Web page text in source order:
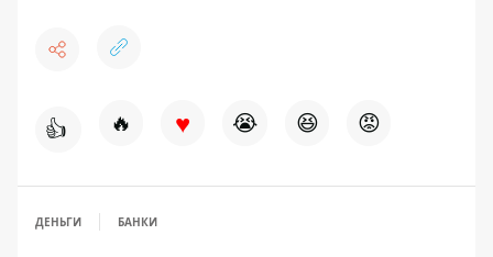
👍 🔥 ♥ 😭 😆 😡
ДЕНЬГИ БАНКИ